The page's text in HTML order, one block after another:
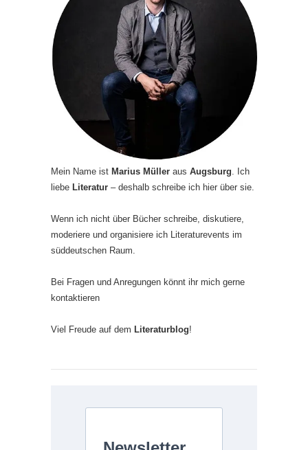
Mein Name ist Marius Müller aus Augsburg. Ich
liebe Literatur – deshalb schreibe ich hier über sie.
Wenn ich nicht über Bücher schreibe, diskutiere,
moderiere und organisiere ich Literaturevents im
süddeutschen Raum.
Bei Fragen und Anregungen könnt ihr mich gerne
kontaktieren
Viel Freude auf dem Literaturblog!